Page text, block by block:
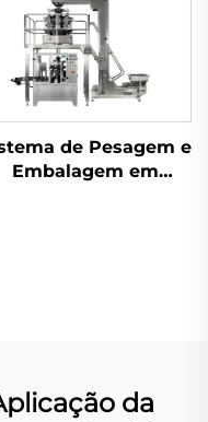
de Pesagem e
Embalagem em
da